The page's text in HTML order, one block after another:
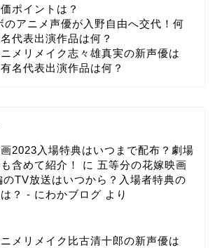
ポイントは？
アニメ声優が入野自由へ交代！何
代表出演作品は何？
メリメイク志々雄真実の新声優は
名代表出演作品は何？
2023入場特典はいつまで配布？劇場
含めて紹介！
に 五等分の花嫁映画
TV放送はいつから？入場者特典の
？ - にわかブログ より
メリメイク比古清十郎の新声優は